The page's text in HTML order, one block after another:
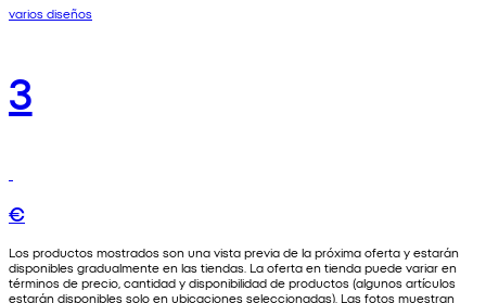
varios diseños
3
€
Los productos mostrados son una vista previa de la próxima oferta y estarán
disponibles gradualmente en las tiendas. La oferta en tienda puede variar en
términos de precio, cantidad y disponibilidad de productos (algunos artículos
estarán disponibles solo en ubicaciones seleccionadas). Las fotos muestran